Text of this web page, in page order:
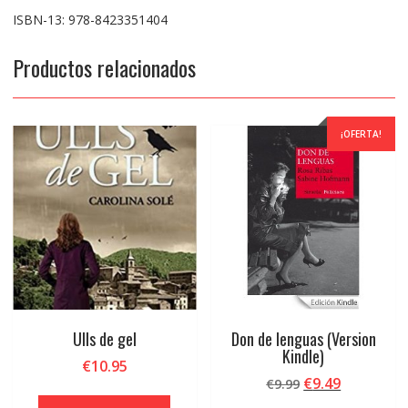
ISBN-13: 978-8423351404
Productos relacionados
Ulls de gel
€10.95
¡OFERTA!
Don de lenguas (Version
Kindle)
€9.99 El
€9.49El